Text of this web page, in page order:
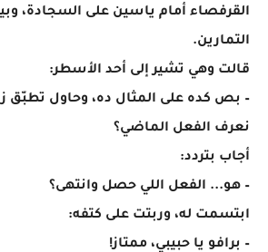
القرفصاء أمام ياسين على السجادة،
التمارين.
قالت وهي تشير إلى أحد الأسطر:
– بص كده على المثال ده، وحاول تطبّق
نعرف الفعل الماضي؟
أجاب بتردد:
– هو... الفعل اللي حصل وانتهى؟
ابتسمت له، وربتت على كتفه:
– برافو يا حبيبي، ممتاز!